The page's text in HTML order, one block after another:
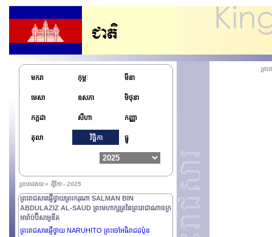
មករា កុម្ភៈ មីនា
មេសា ឧសភា មិថុនា
កក្កដា សីហា កញ្ញា
តុលា វិច្ឆិកា ធ្នូ
ព្រះរាជសារ » វិច្ឆិកា - 2025
ព្រះរាជសារផ្ញើជូន ឯកឧត្តម MIGUEL DÍAZ-CANEL
BERMÚDEZ ប្រធានាធិបតីនៃសាធារណរដ្ឋគុយបា
ព្រះរាជសារផ្ញើជូន ឯកឧត្តម THARMAN
SHANMUGARATNAM ប្រធានាធិបតីនៃសាធារណរដ្ឋសាំង
ហ្គាពួរ
ព្រះរាជសារផ្ញើជូន ឯកឧត្តម EDGARS RINKĒVIČS
ព្រះរាជសារផ្ញើថ្វាយព្រះករុណា ABDULLAH II IBN AL
ព្រះរាជសារផ្ញើជូន ឯកឧត្តម EMMANUEL MACRON
ប្រធានាធិបតីនៃសាធារណរដ្ឋបារាំង
ព្រះរាជសារផ្ញើជូន ឯកឧត្តមបណ្ឌិត Kao Kim Hourn អគ្គ
ព្រះរាជសារផ្ញើថ្វាយព្រះអង្គម្ចាស់ MOHAMMED BIN
SALMAN BIN ABDULAZIZ AL-SAUD រាជទាយាទ និង
នាយករដ្ឋមន្រ្តី នៃព្រះរាជាណាចក្រអារ៉ាប់ប៊ីសាអូឌីត
ព្រះរាជសារផ្ញើថ្វាយព្រះករុណា SALMAN BIN
ABDULAZIZ AL-SAUD ព្រះមហាក្សត្រនៃព្រះរាជាណាចក្រ
អារ៉ាប់ប៊ីសាអូឌីត
ព្រះរាជសារផ្ញើថ្វាយ NARUHITO ព្រះចៅអធិរាជជប៉ុន
ព្រះ